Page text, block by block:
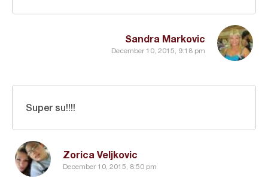
Sandra Markovic
December 10, 2015, 9:18 pm
Zorica Veljkovic
December 10, 2015, 8:50 pm
Super su!!!!